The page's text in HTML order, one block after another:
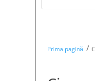
Prima pagină /